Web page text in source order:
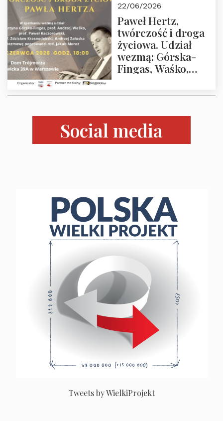
02.07.2026 r. godz.
18:00.
22/06/2026
Paweł Hertz,
twórczość i droga
życiowa. Udział
wezmą: Górska-
Fingas, Waśko,
Krasnodębski,
czerwca 2026 r.
godz. 18:00 w Domu
Trójmorza.
Social media
Tweets by WielkiProjekt